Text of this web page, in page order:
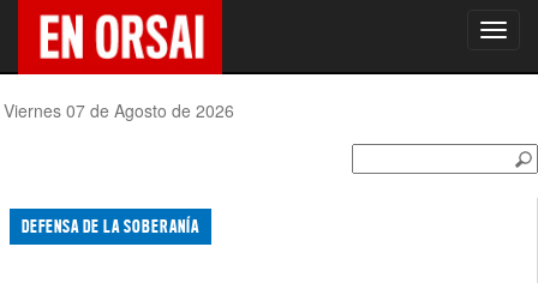
Viernes 07 de Agosto de 2026
DEFENSA DE LA SOBERANÍA